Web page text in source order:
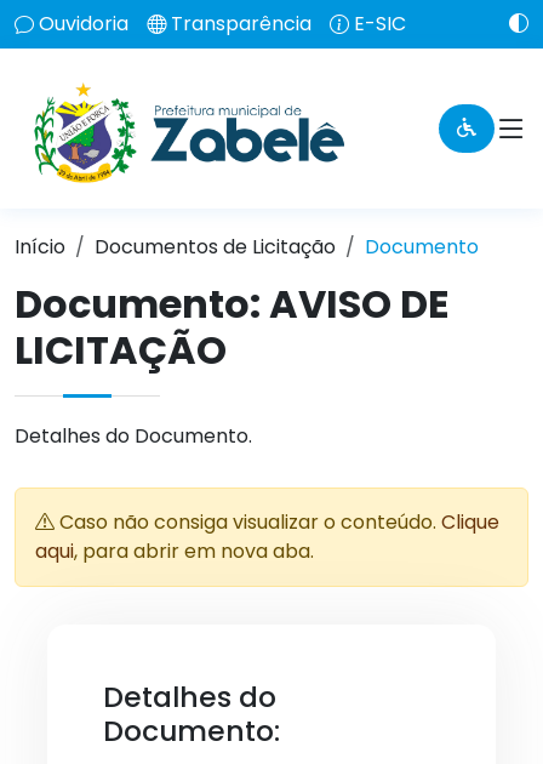
Ouvidoria Transparência E-SIC
Início Documentos de Licitação Documento
Documento: AVISO DE
LICITAÇÃO
Detalhes do Documento.
Caso não consiga visualizar o conteúdo. Clique
aqui, para abrir em nova aba.
Detalhes do
Documento: